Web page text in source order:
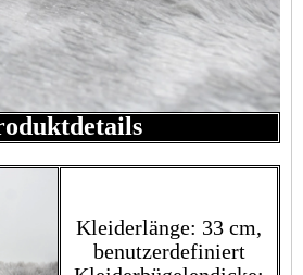
Kleiderlänge: 33 cm,
benutzerdefiniert